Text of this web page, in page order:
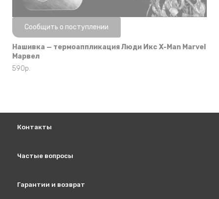
Нет в наличии
Сообщить о поступлении
Нашивка — термоаппликация Люди Икс X-Man Marvel
Марвел
590р.
Контакты
Частые вопросы
Гарантии и возврат